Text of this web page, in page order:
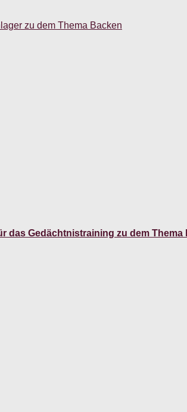
zu dem Thema Backen
das Gedächtnistraining zu dem Thema